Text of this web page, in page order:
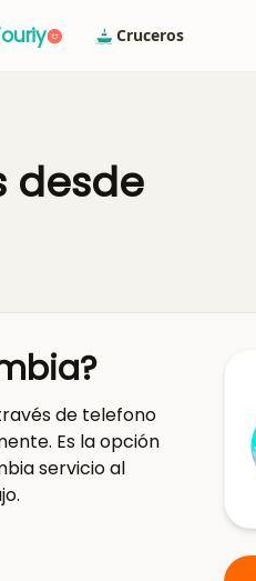
Cruceros
desde
de telefono
Es la opción
servicio al